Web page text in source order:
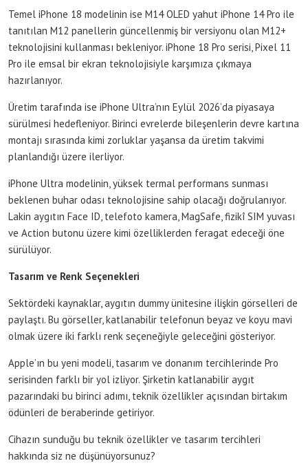
Temel iPhone 18 modelinin ise M14 OLED yahut iPhone 14 Pro ile
tanıtılan M12 panellerin güncellenmiş bir versiyonu olan M12+
teknolojisini kullanması bekleniyor. iPhone 18 Pro serisi, Pixel 11
Pro ile emsal bir ekran teknolojisiyle karşımıza çıkmaya
hazırlanıyor.
Üretim tarafında ise iPhone Ultra’nın Eylül 2026’da piyasaya
sürülmesi hedefleniyor. Birinci evrelerde bileşenlerin devre kartına
montajı sırasında kimi zorluklar yaşansa da üretim takvimi
planlandığı üzere ilerliyor.
iPhone Ultra modelinin, yüksek termal performans sunması
beklenen buhar odası teknolojisine sahip olacağı doğrulanıyor.
Lakin aygıtın Face ID, telefoto kamera, MagSafe, fizikî SIM yuvası
ve Action butonu üzere kimi özelliklerden feragat edeceği öne
sürülüyor.
Tasarım ve Renk Seçenekleri
Sektördeki kaynaklar, aygıtın dummy ünitesine ilişkin görselleri de
paylaştı. Bu görseller, katlanabilir telefonun beyaz ve koyu mavi
olmak üzere iki farklı renk seçeneğiyle geleceğini gösteriyor.
Apple’ın bu yeni modeli, tasarım ve donanım tercihlerinde Pro
serisinden farklı bir yol izliyor. Şirketin katlanabilir aygıt
pazarındaki bu birinci adımı, teknik özellikler açısından birtakım
ödünleri de beraberinde getiriyor.
Cihazın sunduğu bu teknik özellikler ve tasarım tercihleri
hakkında siz ne düşünüyorsunuz?